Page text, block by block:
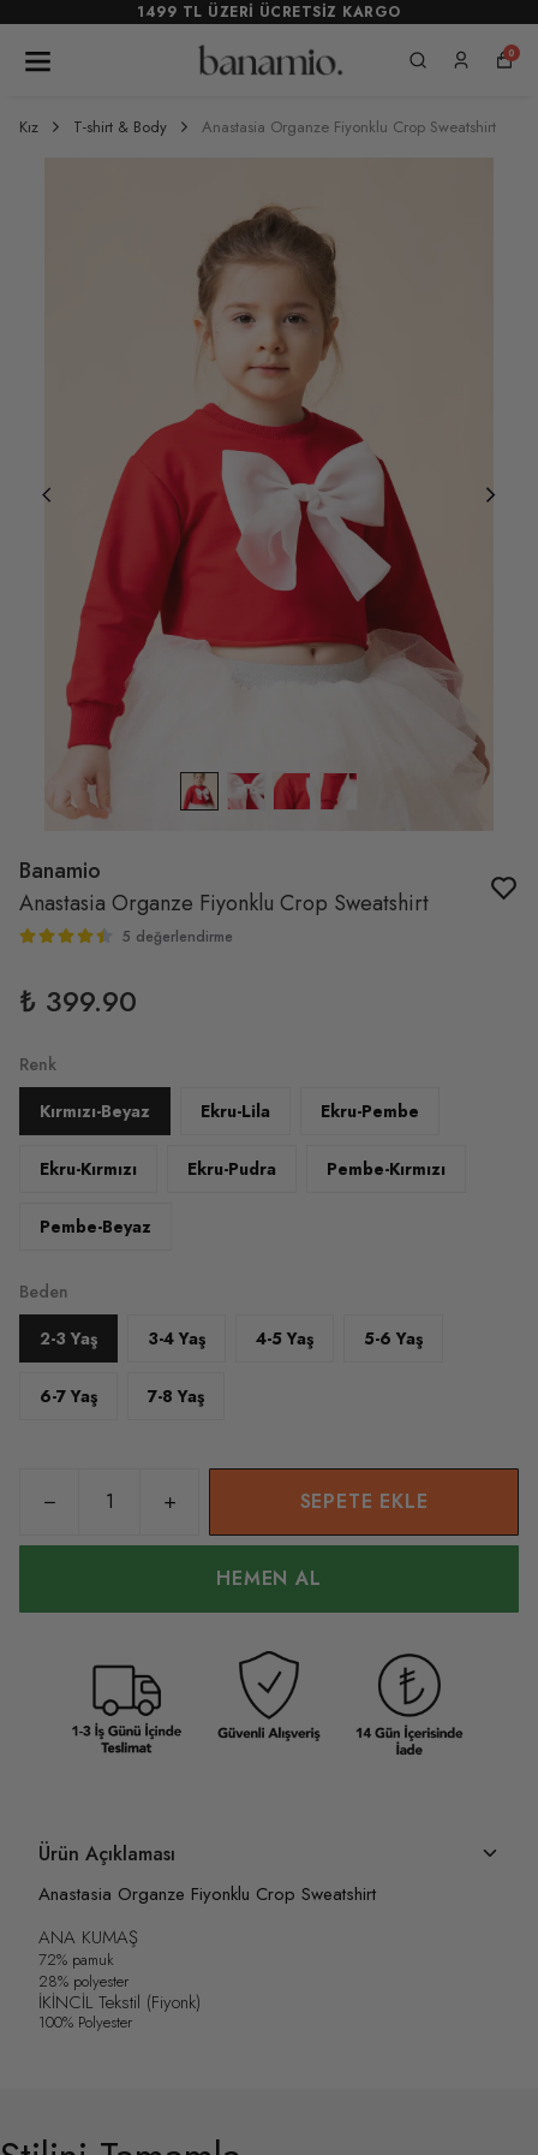
1499 TL ÜZERİ ÜCRETSİZ KARGO
0
Kız T-shirt & Body Anastasia Organze Fiyonklu Crop Sweatshirt
Banamio
Anastasia Organze Fiyonklu Crop Sweatshirt
5 değerlendirme
₺ 399.90
Renk
Kırmızı-Beyaz
Ekru-Lila Ekru-Pembe
Ekru-Kırmızı Ekru-Pudra Pembe-Kırmızı
Pembe-Beyaz
Beden
2-3 Yaş
3-4 Yaş 4-5 Yaş 5-6 Yaş
6-7 Yaş 7-8 Yaş
SEPETE EKLE
HEMEN AL
Ürün Açıklaması
Anastasia Organze Fiyonklu Crop Sweatshirt
ANA KUMAŞ
72% pamuk
28% polyester
İKİNCİL Tekstil (Fiyonk)
100% Polyester